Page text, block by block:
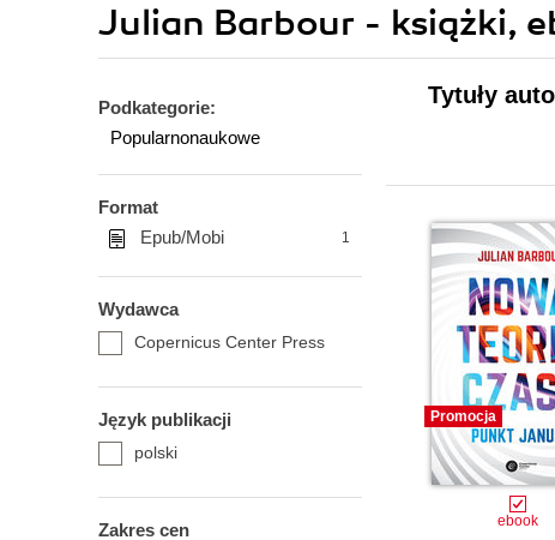
Julian Barbour - książki,
Podkategorie:
Popularnonaukowe
Format
Epub/Mobi
1
Wydawca
Copernicus Center Press
Język publikacji
polski
Zakres cen
Tytuły
Promocja
ebook